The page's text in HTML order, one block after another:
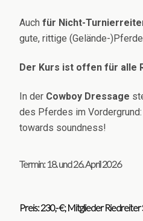
Auch für Nicht-
gute, rittige (Gelände-
Der Kurs ist offen für alle
In der Cowboy Dressage
des Pferdes im
towards soundness!
Termin: 18. und 26. April 2026
Preis: 230,- €; Mitglieder Riedreiter